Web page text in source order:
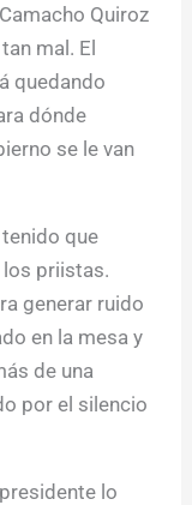
Quiroz
mal. El
quedando
dónde
se le van
que
priistas.
generar ruido
en la mesa y
de una
por el silencio
lo